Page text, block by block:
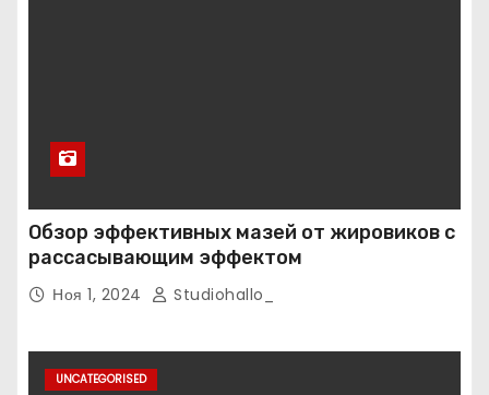
Обзор эффективных мазей от жировиков с
рассасывающим эффектом
Ноя 1, 2024 Studiohallo_
UNCATEGORISED